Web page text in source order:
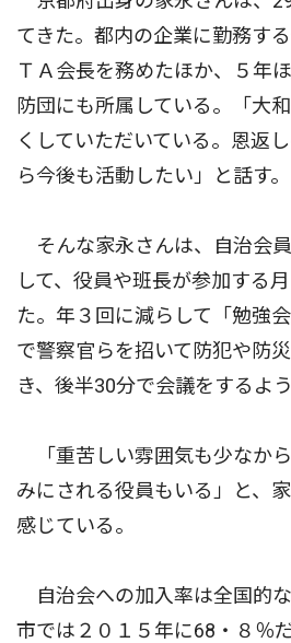
てきた。都内の企業に勤務す
ＴＡ会長を務めたほか、５年
防団にも所属している。「大
くしていただいている。恩返
ら今後も活動したい」と話す。
そんな家永さんは、自治会
して、役員や班長が参加する
た。年３回に減らして「勉強
で警察官らを招いて防犯や防
き、後半30分で会議をするよう
「重苦しい雰囲気も少なか
みにされる役員もいる」と、
感じている。
自治会への加入率は全国的
市では２０１５年に68・８％